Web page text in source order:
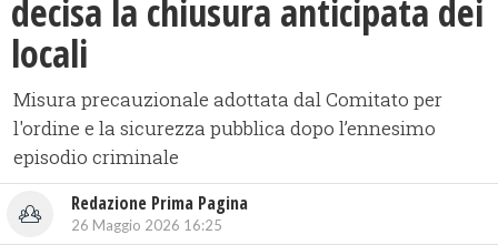
decisa la chiusura anticipata dei
locali
Misura precauzionale adottata dal Comitato per
l'ordine e la sicurezza pubblica dopo l’ennesimo
episodio criminale
Redazione Prima Pagina
26 Maggio 2026 16:25